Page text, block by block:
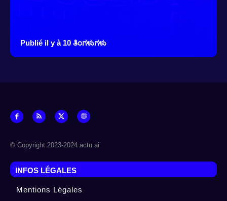
Publié il y à 10 ತಿಂಗಳುಗಳು
© Copyright 2023-2024 actu.ai
INFOS LÉGALES
Mentions Légales